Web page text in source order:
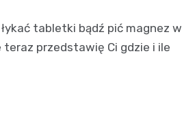
tabletki bądź pić magnez w
teraz przedstawię Ci gdzie i ile